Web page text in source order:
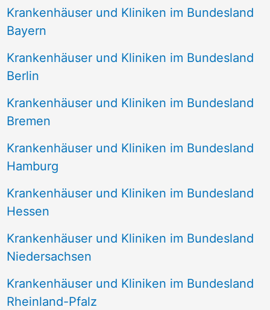
Krankenhäuser und Kliniken im Bundesland
Bayern
Krankenhäuser und Kliniken im Bundesland
Berlin
Krankenhäuser und Kliniken im Bundesland
Bremen
Krankenhäuser und Kliniken im Bundesland
Hamburg
Krankenhäuser und Kliniken im Bundesland
Hessen
Krankenhäuser und Kliniken im Bundesland
Niedersachsen
Krankenhäuser und Kliniken im Bundesland
Rheinland-Pfalz